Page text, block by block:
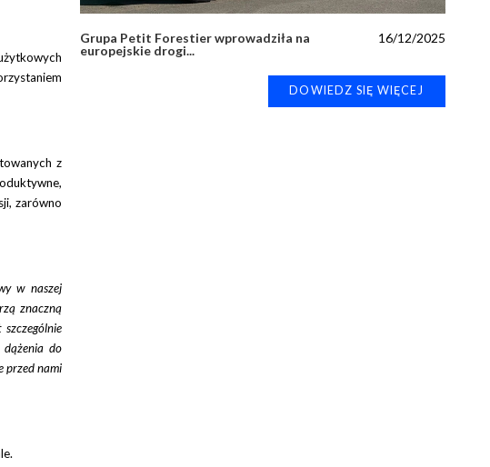
z
zarówno
w naszej
znaczną
szczególnie
dążenia do
przed nami
16/12/2025
Grupa Petit Forestier wprowadziła na
europejskie drogi...
DOWIEDZ SIĘ WIĘCEJ